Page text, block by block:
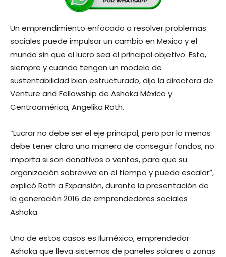
Un emprendimiento enfocado a resolver problemas
sociales puede impulsar un cambio en Mexico y el
mundo sin que el lucro sea el principal objetivo. Esto,
siempre y cuando tengan un modelo de
sustentabilidad bien estructurado, dijo la directora de
Venture and Fellowship de Ashoka México y
Centroamérica, Angelika Roth.
“Lucrar no debe ser el eje principal, pero por lo menos
debe tener clara una manera de conseguir fondos, no
importa si son donativos o ventas, para que su
organización sobreviva en el tiempo y pueda escalar”,
explicó Roth a Expansión, durante la presentación de
la generación 2016 de emprendedores sociales
Ashoka.
Uno de estos casos es Iluméxico, emprendedor
Ashoka que lleva sistemas de paneles solares a zonas